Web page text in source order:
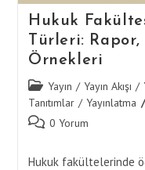
Hukuk
Türleri:
Örnekleri
Post
category:
Yayın / Yayın Akışı /
Tanıtımlar / Yayınlatma
Post 0 Yorum
Hukuk fakültelerinde